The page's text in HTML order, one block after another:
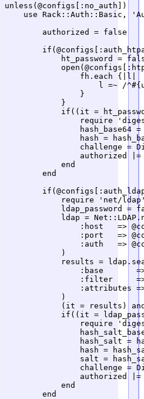
unless(@configs[:no_auth])
use Rack::Auth::Basic,
        authorized = false
ht_password =
                fh.each {|l|
l =~ /
                }
            }
if((it =
require
hash_base64 =
hash =
challenge =
authorized
            end
        end
require 'net/
ldap_password =
ldap =
:host   =>
:port   =>
:auth   =>
            )
results =
:base
:filter
:attributes
            )
(it = results)
if((it =
require
hash_salt =
hash =
salt =
challenge =
authorized
            end
        end